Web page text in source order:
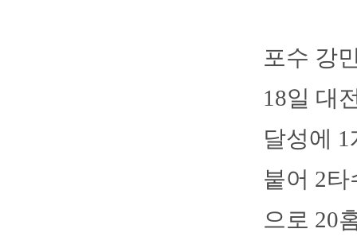
포수 강
18일 대
달성에
붙어 2
으로 20